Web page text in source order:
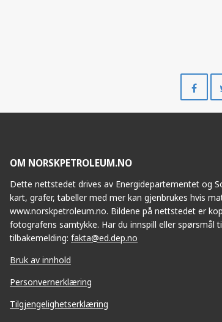
på
OM NORSKPETROLEUM.NO
Dette nettstedet drives av Energidepartementet og
kart, grafer, tabeller med mer kan gjenbrukes hvis
www.norskpetroleum.no. Bildene på nettstedet er
fotografens samtykke. Har du innspill eller spørsmål
tilbakemelding: fakta@ed.dep.no
Bruk av innhold
Personvernerklæring
Tilgjengelighetserklæring